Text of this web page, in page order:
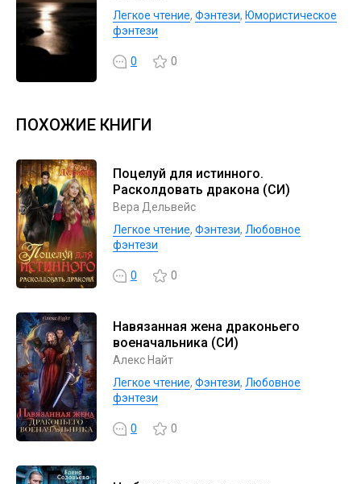
Легкое чтение, Фэнтези, Юмористическое
фэнтези
0 0
ПОХОЖИЕ КНИГИ
Поцелуй для истинного.
Расколдовать дракона (СИ)
Вера Дельвейс
Легкое чтение, Фэнтези, Любовное
фэнтези
0 0
Навязанная жена драконьего
военачальника (СИ)
Алекс Найт
Легкое чтение, Фэнтези, Любовное
фэнтези
0 0